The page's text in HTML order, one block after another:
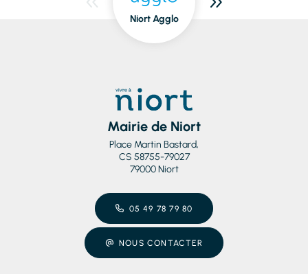
Niort Agglo
Mairie de Niort
Place Martin Bastard,
CS 58755-79027
79000 Niort
05 49 78 79 80
NOUS CONTACTER